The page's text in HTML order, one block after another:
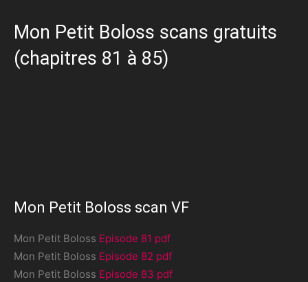
Mon Petit Boloss scans gratuits
(chapitres 81 à 85)
Mon Petit Boloss scan VF
Mon Petit Boloss Episode 81 pdf
Mon Petit Boloss Episode 82 pdf
Mon Petit Boloss Episode 83 pdf